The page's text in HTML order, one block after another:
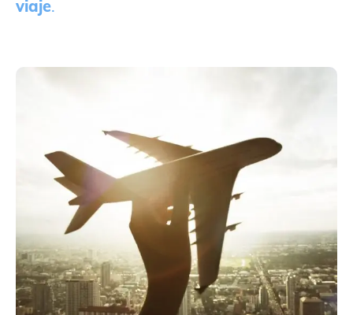
viaje.